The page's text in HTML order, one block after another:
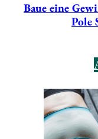
Baue eine
Pole